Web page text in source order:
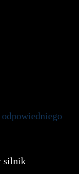
silnik